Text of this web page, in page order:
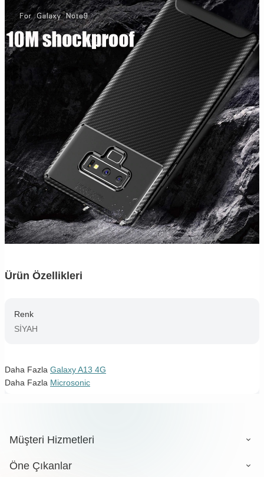
Ürün Özellikleri
Renk
SİYAH
Daha Fazla Galaxy A13 4G
Daha Fazla Microsonic
Müşteri Hizmetleri
Öne Çıkanlar